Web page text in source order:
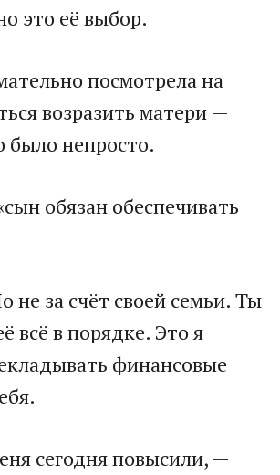
это её выбор.
посмотрела на
возразить матери —
было непросто.
обязан обеспечивать
не за счёт своей семьи. Ты
всё в порядке. Это я
финансовые
сегодня повысили, —